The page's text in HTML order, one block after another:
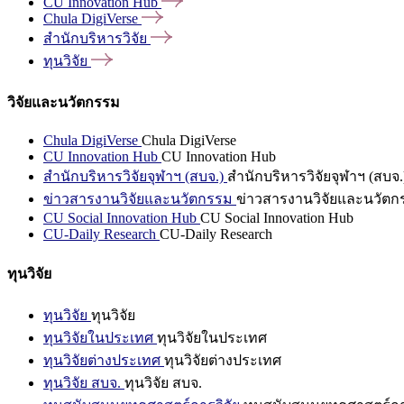
Chula DigiVerse
สำนักบริหารวิจัย
ทุนวิจัย
วิจัยและนวัตกรรม
Chula DigiVerse Chula DigiVerse
CU Innovation Hub CU Innovation Hub
สำนักบริหารวิจัยจุฬาฯ (สบจ.) สำนักบริหารวิจัยจุฬาฯ (สบจ
ข่าวสารงานวิจัยและนวัตกรรม ข่าวสารงานวิจัยและนวัตก
CU Social Innovation Hub CU Social Innovation Hub
CU-Daily Research CU-Daily Research
ทุนวิจัย
ทุนวิจัย ทุนวิจัย
ทุนวิจัยในประเทศ ทุนวิจัยในประเทศ
ทุนวิจัยต่างประเทศ ทุนวิจัยต่างประเทศ
ทุนวิจัย สบจ. ทุนวิจัย สบจ.